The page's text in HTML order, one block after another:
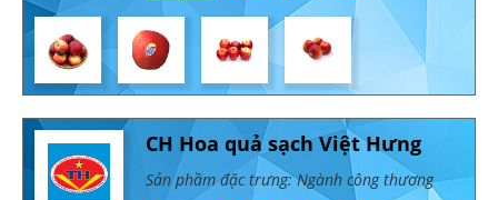
CH Hoa quả sạch Việt Hưng
Sản phầm đặc trưng: Ngành công thương